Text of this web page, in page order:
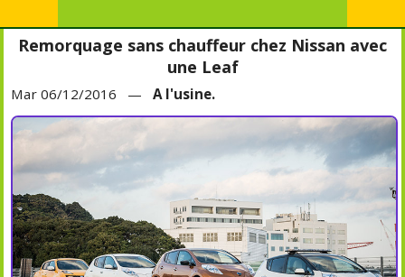
Remorquage sans chauffeur chez Nissan avec
une Leaf
Mar 06/12/2016 —A l'usine.